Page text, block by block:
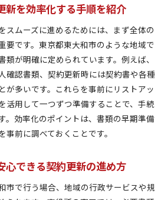
新を効率化する手順を紹介
スムーズに進めるためには、まず全体の
要です。東京都東大和市のような地域で
類が明確に定められています。例えば、
確認書類、契約更新時には契約書や各種
が多いです。これらを事前にリストアッ
活用して一つずつ準備することで、手続
。効率化のポイントは、書類の早期準備
事前に調べておくことです。
心できる契約更新の進め方
市で行う場合、地域の行政サービスや規